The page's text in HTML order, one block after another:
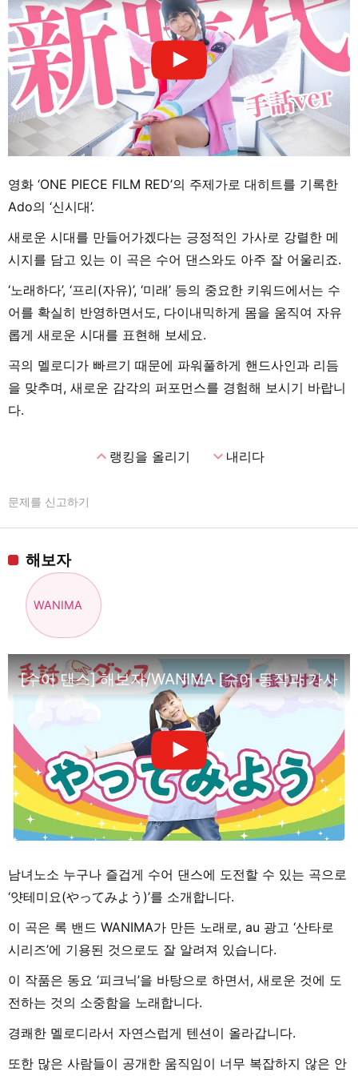
영화 ‘ONE PIECE FILM RED’의 주제가로 대히트를 기록한
Ado의 ‘신시대’.
새로운 시대를 만들어가겠다는 긍정적인 가사로 강렬한 메
시지를 담고 있는 이 곡은 수어 댄스와도 아주 잘 어울리죠.
‘노래하다’, ‘프리(자유)’, ‘미래’ 등의 중요한 키워드에서는 수
어를 확실히 반영하면서도, 다이내믹하게 몸을 움직여 자유
롭게 새로운 시대를 표현해 보세요.
곡의 멜로디가 빠르기 때문에 파워풀하게 핸드사인과 리듬
을 맞추며, 새로운 감각의 퍼포먼스를 경험해 보시기 바랍니
다.
expand_less랭킹을 올리기 expand_more내리다
문제를 신고하기
해보자
WANIMA
[수어 댄스] 해보자/WANIMA [수어 동작과 가사,
남녀노소 누구나 즐겁게 수어 댄스에 도전할 수 있는 곡으로
‘얏테미요(やってみよう)’를 소개합니다.
이 곡은 록 밴드 WANIMA가 만든 노래로, au 광고 ‘산타로
시리즈’에 기용된 것으로도 잘 알려져 있습니다.
이 작품은 동요 ‘피크닉’을 바탕으로 하면서, 새로운 것에 도
전하는 것의 소중함을 노래합니다.
경쾌한 멜로디라서 자연스럽게 텐션이 올라갑니다.
또한 많은 사람들이 공개한 움직임이 너무 복잡하지 않은 안